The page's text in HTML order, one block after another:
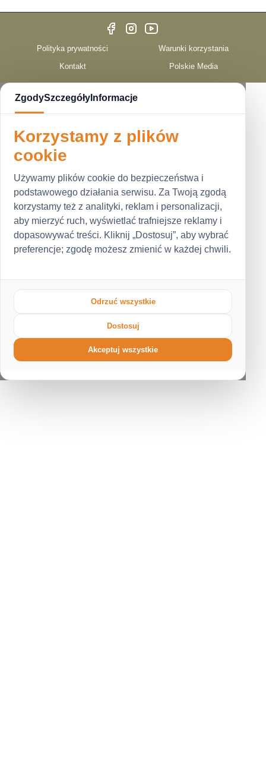
Polityka prywatności
Warunki korzystania
Kontakt
Polskie Media
ZgodySzczegóły Informacje
Korzystamy z plików
cookie
Używamy plików cookie do bezpieczeństwa i
podstawowego działania serwisu. Za Twoją zgodą
korzystamy też z analityki, reklam i personalizacji,
aby mierzyć ruch, wyświetlać trafniejsze reklamy i
dopasowywać treści. Kliknij „Dostosuj”, aby wybrać
preferencje; zgodę możesz zmienić w każdej chwili.
Odrzuć wszystkie
Dostosuj
Akceptuj wszystkie